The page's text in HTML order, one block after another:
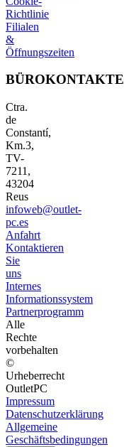
Richtlinie
Filialen
&
Öffnungszeiten
BÜROKONTAKTE
Ctra.
de
Constantí,
Km.3,
TV-
7211,
43204
Reus
infoweb@outlet-
pc.es
Anfahrt
Kontaktieren
Sie
uns
Internes
Informationssystem
Partnerprogramm
Alle
Rechte
vorbehalten
©
Urheberrecht
OutletPC
Impressum
Datenschutzerklärung
Allgemeine
Geschäftsbedingungen